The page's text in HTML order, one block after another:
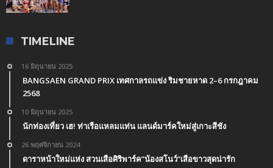
TIMELINE
16 มิถุนายน 2025
BANGSAEN GRAND PRIX เทศกาลรถแข่ง ริมชายหาด 2–6 กรกฎาคม
2568
10 มิถุนายน 2025
นักท่องเที่ยว เฮ! ท่าเรือแหลมแท่น แลนด์มาร์คใหม่สู่เกาะสีชัง
26 พฤศจิกายน 2024
ดาราหน้าใหม่แห่ง สวนเสือศิริพาร์ค”น้องสโนว์”เสือขาวสุดน่ารัก